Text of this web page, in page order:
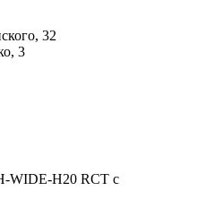
32
3
WIDE-H20 RCT с